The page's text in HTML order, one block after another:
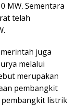
MW. Sementara
telah
juga
melalui
merupakan
pembangkit
listrik